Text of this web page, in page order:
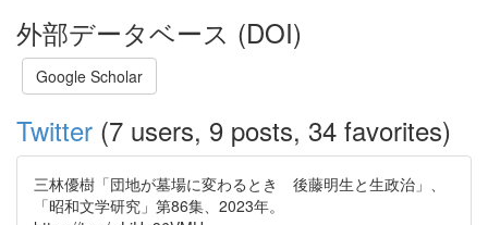
外部データベース (DOI)
Google Scholar
Twitter (7 users, 9 posts, 34 favorites)
三林優樹「団地が墓場に変わるとき 後藤明生と生政治」、
「昭和文学研究」第86集、2023年。